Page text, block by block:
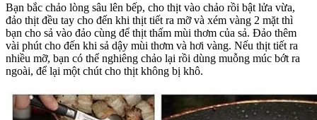
Bạn bắc chảo lòng sâu lên bếp, cho thịt vào chảo rồi bật lửa vừa,
đảo thịt đều tay cho đến khi thịt tiết ra mỡ và xém vàng 2 mặt thì
bạn cho sả vào đảo cùng để thịt thấm mùi thơm của sả. Đảo thêm
vài phút cho đến khi sả dậy mùi thơm và hơi vàng. Nếu thịt tiết ra
nhiều mỡ, bạn có thể nghiêng chảo lại rồi dùng muỗng múc bớt ra
ngoài, để lại một chút cho thịt không bị khô.